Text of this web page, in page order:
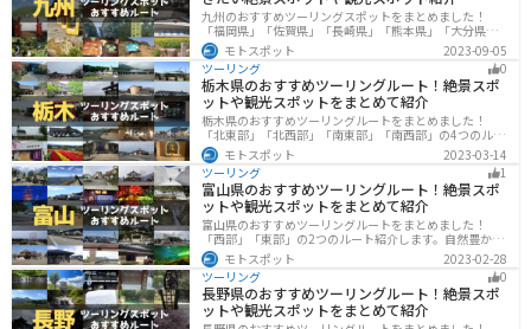
九州のおすすめツーリングスポットをまとめました！
「福岡県」「佐賀県」「長崎県」「熊本県」「大分県」
「宮崎都」「鹿児島県」の各県の観光地紹介します。自
然豊かな山々や湖、温泉地が点在し、四季折々の景色を
楽しめるスポットが多数あります。バイクで九州にツー
リングに行く際は参考にしてください。
モトスポット
2023-09-05
ツーリング
0
栃木県のおすすめツーリングルート！絶景スポ
ットや観光スポットをまとめて紹介
栃木県のおすすめツーリングルートをまとめました！
「北東部」「北西部」「南東部」「南西部」の4つのルー
ト紹介します。日本を代表する神社や広大な山や滝、湖
などを歴史や自然を満喫するツーリングができます。バ
イクで栃木県にツーリングに行く際は参考にしてくださ
い。
モトスポット
2023-03-14
ツーリング
1
富山県のおすすめツーリングルート！絶景スポ
ットや観光スポットをまとめて紹介
富山県のおすすめツーリングルートをまとめました！
「西部」「東部」の2つのルート紹介します。自然豊かな
山と海、温泉が充実しており、美術館などもあるので、
自然を満喫するツーリングができます。バイクで富山県
にツーリングに行く際は参考にしてください。
モトスポット
2023-02-28
ツーリング
0
長野県のおすすめツーリングルート！絶景スポ
ットや観光スポットをまとめて紹介